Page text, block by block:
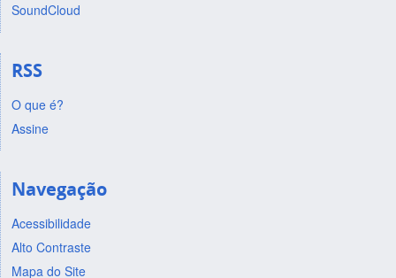
SoundCloud
RSS
O que é?
Assine
Navegação
Acessibilidade
Alto Contraste
Mapa do Site